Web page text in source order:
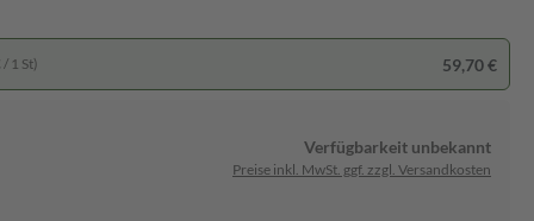
1 St) 59,70 €
Verfügbarkeit unbekannt
Preise inkl. MwSt. ggf. zzgl. Versandkosten